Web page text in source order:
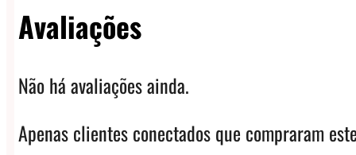
Avaliações
Não há avaliações ainda.
Apenas clientes conectados que compraram